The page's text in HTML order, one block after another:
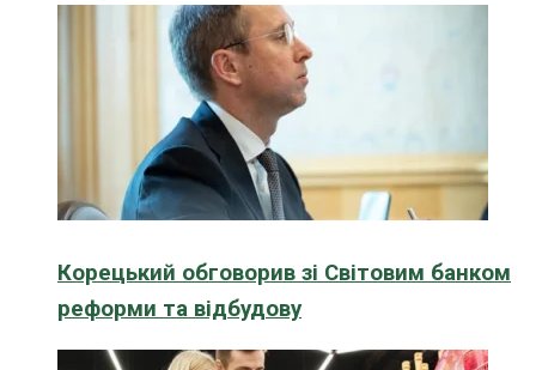
Корецький обговорив зі Світовим банком
реформи та відбудову